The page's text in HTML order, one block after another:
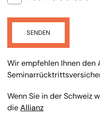
SENDEN
Wir empfehlen Ihnen den
Wenn Sie in der Schweiz
dieAllianz